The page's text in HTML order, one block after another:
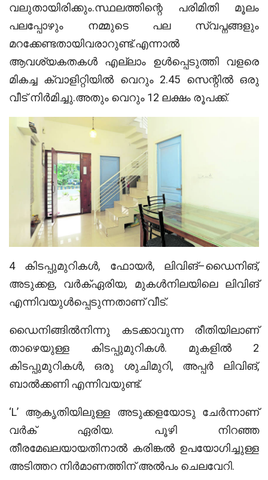
വലുതായിരിക്കും.സ്ഥലത്തിന്റെ പരിമിതി മൂലം
പലപ്പോഴും നമ്മുടെ പല സ്വപ്നങ്ങളും
മറക്കേണ്ടതായിവരാറുണ്ട്.എന്നാൽ
ആവശ്യകതകൾ എല്ലാം ഉൾപ്പെടുത്തി വളരെ
മികച്ച ക്വാളിറ്റിയിൽ വെറും 2.45 സെന്റില്‍ ഒരു
വീട് നിർമിച്ചു.അതും വെറും 12 ലക്ഷം രൂപക്ക്.
4 കിടപ്പുമുറികൾ, ഫോയർ, ലിവിങ്–ഡൈനിങ്,
അടുക്കള, വർക്ഏരിയ, മുകൾനിലയിലെ ലിവിങ്
എന്നിവയുൾ‌പ്പെടുന്നതാണ് വീട്.
ഡൈനിങ്ങിൽനിന്നു കടക്കാവുന്ന രീതിയിലാണ്
താഴെയുള്ള കിടപ്പുമുറികൾ. മുകളിൽ 2
കിടപ്പുമുറികൾ, ഒരു ശുചിമുറി, അപ്പർ ലിവിങ്,
ബാൽക്കണി എന്നിവയുണ്ട്.
‘L’ ആകൃതിയിലുള്ള അടുക്കളയോടു ചേർന്നാണ്
വർക് ഏരിയ. പൂഴി നിറഞ്ഞ
തീരമേഖലയായതിനാൽ കരിങ്കൽ ഉപയോഗിച്ചുള്ള
അടിത്തറ നിർമാണത്തിന് അൽപം ചെലവേറി.